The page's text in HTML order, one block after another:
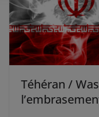
Téhéran /